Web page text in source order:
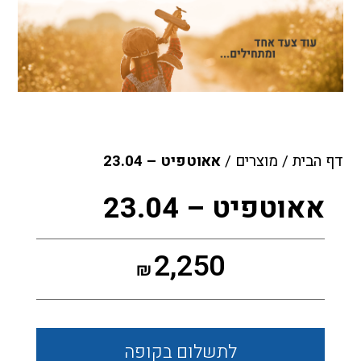
דף הבית / מוצרים /אאוטפיט – 23.04
אאוטפיט – 23.04
₪2,250
לתשלום בקופה